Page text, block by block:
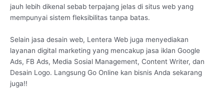
jauh lebih dikenal sebab terpajang jelas di situs web yang
mempunyai sistem fleksibilitas tanpa batas.
Selain jasa desain web, Lentera Web juga menyediakan
layanan digital marketing yang mencakup jasa iklan Google
Ads, FB Ads, Media Sosial Management, Content Writer, dan
Desain Logo. Langsung Go Online kan bisnis Anda sekarang
juga!!